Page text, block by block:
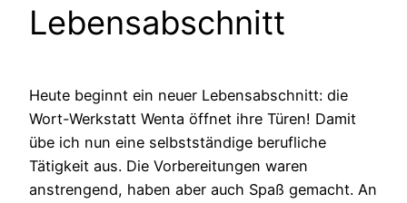
Lebensabschnitt
Heute beginnt ein neuer Lebensabschnitt: die
Wort-Werkstatt Wenta öffnet ihre Türen! Damit
übe ich nun eine selbstständige berufliche
Tätigkeit aus. Die Vorbereitungen waren
anstrengend, haben aber auch Spaß gemacht. An